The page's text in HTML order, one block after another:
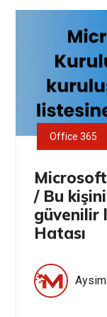
Office 365
Microsoft
/ Bu
güvenilir
Hatası